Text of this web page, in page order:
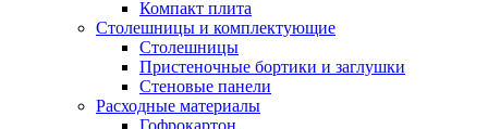
Компакт плита
Столешницы и комплектующие
Столешницы
Пристеночные бортики и заглушки
Стеновые панели
Расходные материалы
Гофрокартон